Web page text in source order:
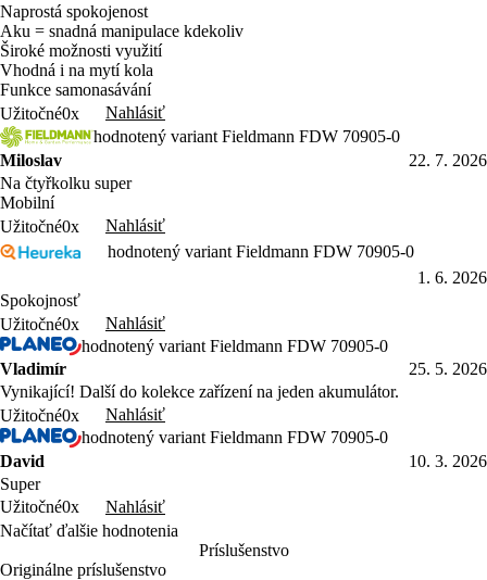
Naprostá spokojenost
Aku = snadná manipulace kdekoliv
Široké možnosti využití
Vhodná i na mytí kola
Funkce samonasávání
Užitočné0x
Nahlásiť
hodnotený variant Fieldmann FDW 70905-0
Miloslav
22. 7. 2026
Na čtyřkolku super
Mobilní
Užitočné0x
Nahlásiť
hodnotený variant Fieldmann FDW 70905-0
1. 6. 2026
Spokojnosť
Užitočné0x
Nahlásiť
hodnotený variant Fieldmann FDW 70905-0
Vladimír
25. 5. 2026
Vynikající! Další do kolekce zařízení na jeden akumulátor.
Užitočné0x
Nahlásiť
hodnotený variant Fieldmann FDW 70905-0
David
10. 3. 2026
Super
Užitočné0x
Nahlásiť
Načítať ďalšie hodnotenia
Príslušenstvo
Originálne príslušenstvo